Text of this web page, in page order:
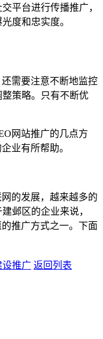
平台进行传播推广，
度和忠实度。
需要注意不断地监控
策略。只有不断优
网站推广的几点方
业有所帮助。
的发展，越来越多的
邺区的企业来说，
推广方式之一。下面
推广 返回列表